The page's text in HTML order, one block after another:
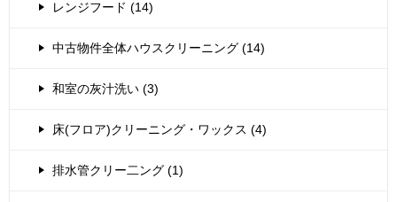
レンジフード (14)
中古物件全体ハウスクリーニング (14)
和室の灰汁洗い (3)
床(フロア)クリーニング・ワックス (4)
排水管クリー二ング (1)